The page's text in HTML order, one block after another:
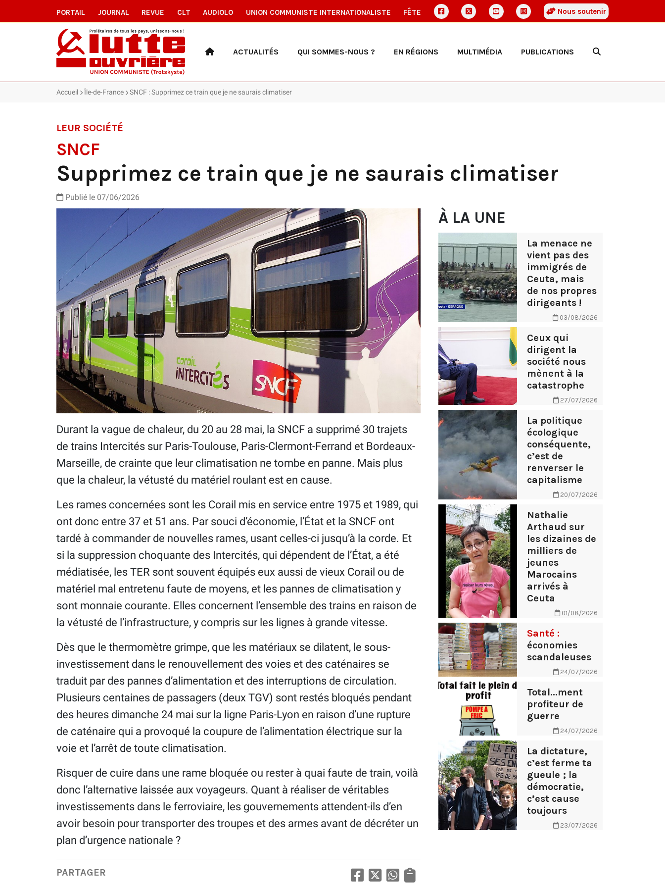
PORTAIL JOURNAL REVUE CLT AUDIOLO UNION COMMUNISTE INTERNATIONALISTE FÊTE Nous soutenir
ACTUALITÉS QUI SOMMES-NOUS ? EN RÉGIONS MULTIMÉDIA PUBLICATIONS
Accueil Île-de-France SNCF : Supprimez ce train que je ne saurais climatiser
LEUR SOCIÉTÉ
SNCF
Supprimez ce train que je ne saurais climatiser
Publié le 07/06/2026
Durant la vague de chaleur, du 20 au 28 mai, la SNCF a supprimé 30 trajets
de trains Intercités sur Paris-Toulouse, Paris-Clermont-Ferrand et Bordeaux-
Marseille, de crainte que leur climatisation ne tombe en panne. Mais plus
que la chaleur, la vétusté du matériel roulant est en cause.
Les rames concernées sont les Corail mis en service entre 1975 et 1989, qui
ont donc entre 37 et 51 ans. Par souci d’économie, l’État et la SNCF ont
tardé à commander de nouvelles rames, usant celles-ci jusqu’à la corde. Et
si la suppression choquante des Intercités, qui dépendent de l’État, a été
médiatisée, les TER sont souvent équipés eux aussi de vieux Corail ou de
matériel mal entretenu faute de moyens, et les pannes de climatisation y
sont monnaie courante. Elles concernent l’ensemble des trains en raison de
la vétusté de l’infrastructure, y compris sur les lignes à grande vitesse.
Dès que le thermomètre grimpe, que les matériaux se dilatent, le sous-
investissement dans le renouvellement des voies et des caténaires se
traduit par des pannes d’alimentation et des interruptions de circulation.
Plusieurs centaines de passagers (deux TGV) sont restés bloqués pendant
des heures dimanche 24 mai sur la ligne Paris-Lyon en raison d’une rupture
de caténaire qui a provoqué la coupure de l’alimentation électrique sur la
voie et l’arrêt de toute climatisation.
Risquer de cuire dans une rame bloquée ou rester à quai faute de train, voilà
donc l’alternative laissée aux voyageurs. Quant à réaliser de véritables
investissements dans le ferroviaire, les gouvernements attendent-ils d’en
avoir besoin pour transporter des troupes et des armes avant de décréter un
plan d’urgence nationale ?
PARTAGER
À LA UNE
La menace ne
vient pas des
immigrés de
Ceuta, mais
de nos propres
dirigeants !
03/08/2026
Ceux qui
dirigent la
société nous
mènent à la
catastrophe
27/07/2026
La politique
écologique
conséquente,
c’est de
renverser le
capitalisme
20/07/2026
Nathalie
Arthaud sur
les dizaines de
milliers de
jeunes
Marocains
arrivés à
Ceuta
01/08/2026
Santé :
économies
scandaleuses
24/07/2026
Total...ment
profiteur de
guerre
24/07/2026
La dictature,
c’est ferme ta
gueule ; la
démocratie,
c’est cause
toujours
23/07/2026